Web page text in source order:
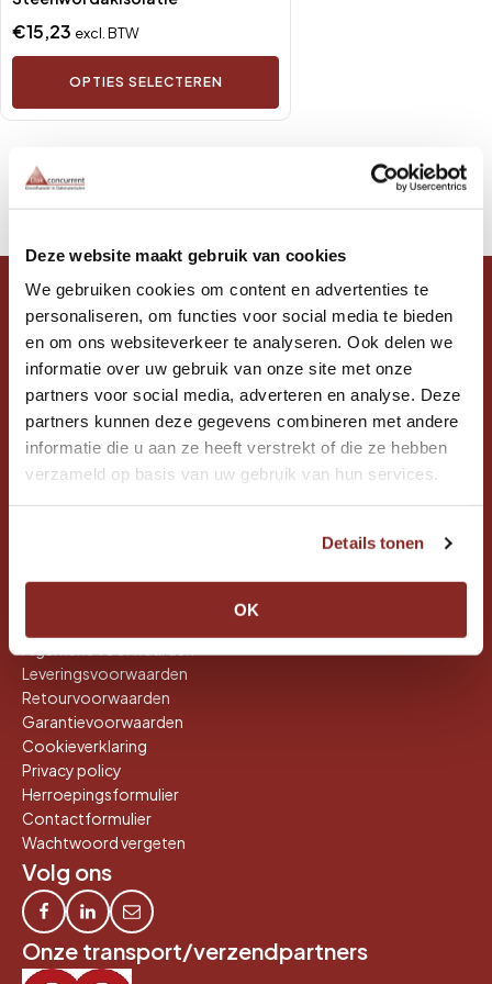
Deze website maakt gebruik van cookies
We gebruiken cookies om content en advertenties te
personaliseren, om functies voor social media te bieden
en om ons websiteverkeer te analyseren. Ook delen we
informatie over uw gebruik van onze site met onze
partners voor social media, adverteren en analyse. Deze
partners kunnen deze gegevens combineren met andere
informatie die u aan ze heeft verstrekt of die ze hebben
verzameld op basis van uw gebruik van hun services.
Details tonen
OK
€15,23 excl. BTW
OPTIES SELECTEREN
Adres
Dakconcurrent
Dorpsstraat 27
7136 LE Zieuwent
KvK-nr: 08057945
BTW-nr: NL001387725B74
Contact
Mail: info@dakconcurrent.nl
Leveringsvoorwaarden
Retourvoorwaarden
Garantievoorwaarden
Cookieverklaring
Privacy policy
Herroepingsformulier
Contactformulier
Wachtwoord vergeten
Volg ons
Onze transport/verzendpartners